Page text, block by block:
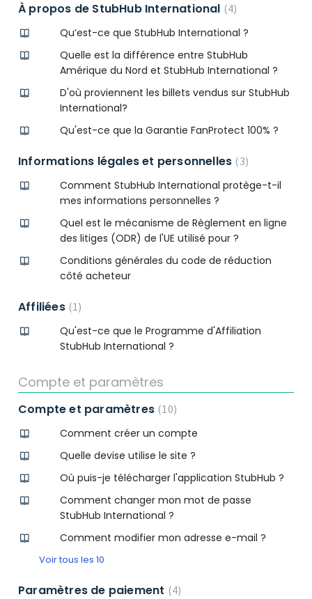
À propos de StubHub International 4
Qu’est-ce que StubHub International ?
Quelle est la différence entre StubHub
Amérique du Nord et StubHub International ?
D'où proviennent les billets vendus sur StubHub
International?
Qu'est-ce que la Garantie FanProtect 100% ?
Informations légales et personnelles 3
Comment StubHub International protège-t-il
mes informations personnelles ?
Quel est le mécanisme de Règlement en ligne
des litiges (ODR) de l'UE utilisé pour ?
Conditions générales du code de réduction
côté acheteur
Affiliées 1
Qu'est-ce que le Programme d'Affiliation
StubHub International ?
Compte et paramètres
Compte et paramètres 10
Comment créer un compte
Quelle devise utilise le site ?
Où puis-je télécharger l'application StubHub ?
Comment changer mon mot de passe
StubHub International ?
Comment modifier mon adresse e-mail ?
Voir tous les 10
Paramètres de paiement
4